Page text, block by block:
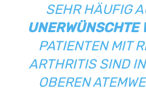
SEHR HÄUFIG
UNERWÜNSCHTE
PATIENTEN MIT
ARTHRITIS SIND
OBEREN